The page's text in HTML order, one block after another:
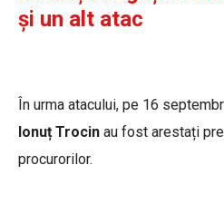
și un alt atac
În urma atacului, pe 16
Ionuț Trocin au fost arestați
procurorilor.